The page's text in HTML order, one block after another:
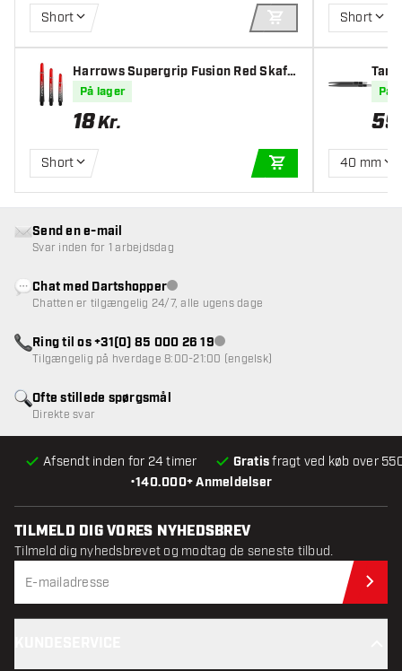
Short
TILFØJ TIL KURV
Harrows Supergrip Fusion Red Skaft
er
På lager
18Kr.
Short
TILFØJ TIL KURV
Short
På
59
40 mm
•140.000+ Anmeldelser
Afsendt inden for 24 timer Gratisfragt ved køb over
Ofte stillede spørgsmål
Direkte svar
Send en e-mail
Svar inden for 1 arbejdsdag
Chat med DartshopperKundeservice ikke tilgængelig
Chatten er tilgængelig 24/7, alle ugens dage
Ring til os +31(0) 85 000 26 19Kundeservice ikke tilgængelig
Tilgængelig på hverdage 8:00-21:00 (engelsk)
TILMELD DIG VORES NYHEDSBREV
Tilmeld dig nyhedsbrevet og modtag de seneste tilbud.